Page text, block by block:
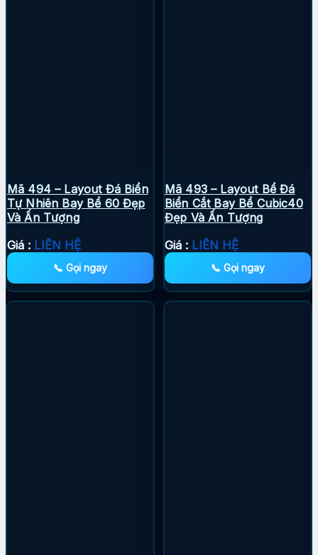
Mã 494 – Layout Đá Biển
Tự Nhiên Bay Bể 60 Đẹp
Và Ấn Tượng
Giá : LIÊN HỆ
📞 Gọi ngay
Mã 493 – Layout Bể Đá
Biển Cắt Bay Bể Cubic40
Đẹp Và Ấn Tượng
Giá : LIÊN HỆ
📞 Gọi ngay